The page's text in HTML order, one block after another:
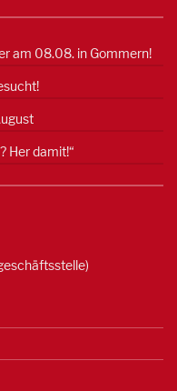
am 08.08. in Gommern!
Her damit!“